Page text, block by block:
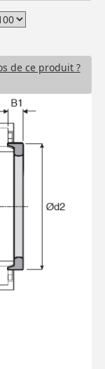
de ce produit ?